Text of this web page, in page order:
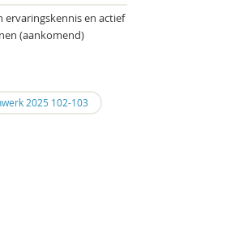
ervaringskennis en actief
(aankomend)
2025 102-103